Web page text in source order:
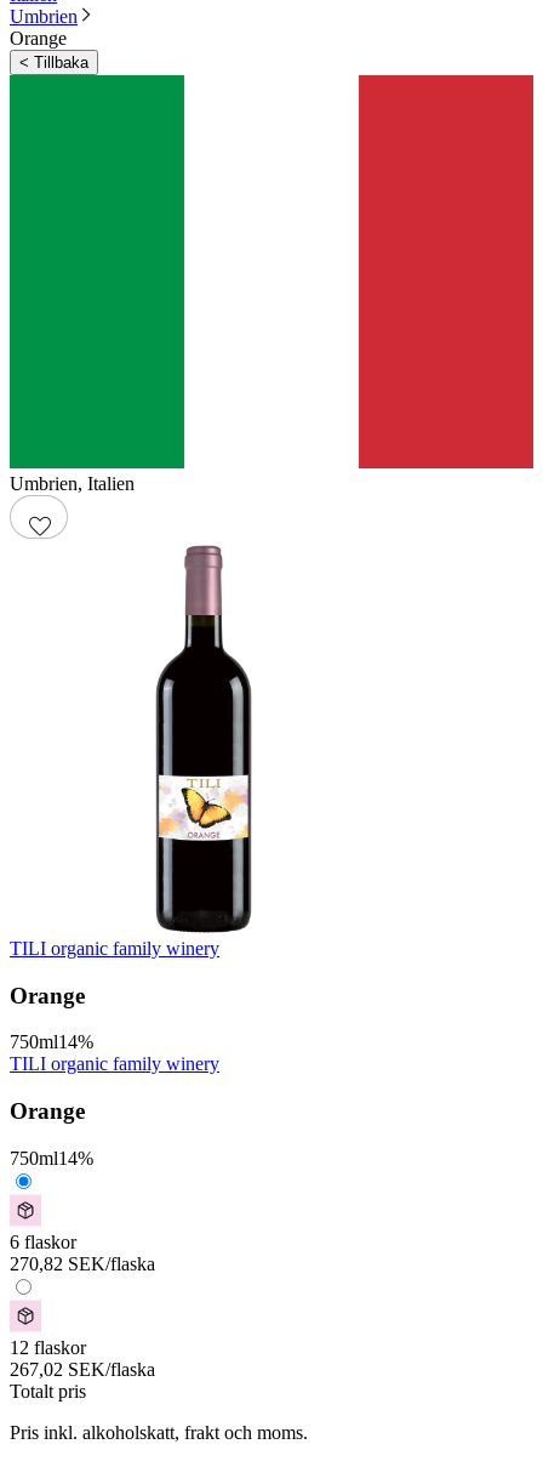
Umbrien
Orange
< Tillbaka
Umbrien, Italien
TILI organic family winery
Orange
750ml14%
TILI organic family winery
Orange
750ml14%
6 flaskor
270,82 SEK/flaska
12 flaskor
267,02 SEK/flaska
Totalt pris
Pris inkl. alkoholskatt, frakt och moms.